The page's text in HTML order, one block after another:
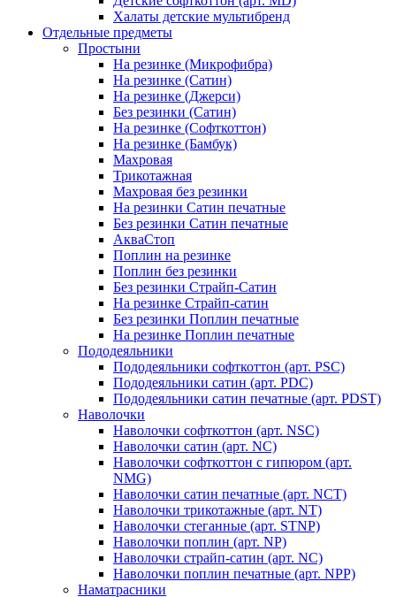
Халаты детские мультибренд
Отдельные предметы
Простыни
На резинке (Микрофибра)
На резинке (Сатин)
На резинке (Джерси)
Без резинки (Сатин)
На резинке (Софткоттон)
На резинке (Бамбук)
Махровая
Трикотажная
Махровая без резинки
На резинки Сатин печатные
Без резинки Сатин печатные
АкваСтоп
Поплин на резинке
Поплин без резинки
Без резинки Страйп-Сатин
На резинке Страйп-сатин
Без резинки Поплин печатные
На резинке Поплин печатные
Пододеяльники
Пододеяльники софткоттон (арт. PSC)
Пододеяльники сатин (арт. PDC)
Пододеяльники сатин печатные (арт. PDST)
Наволочки
Наволочки софткоттон (арт. NSC)
Наволочки сатин (арт. NC)
Наволочки софткоттон с гипюром (арт.
NMG)
Наволочки сатин печатные (арт. NCT)
Наволочки трикотажные (арт. NT)
Наволочки стеганные (арт. STNP)
Наволочки поплин (арт. NP)
Наволочки страйп-сатин (арт. NC)
Наволочки поплин печатные (арт. NPP)
Наматрасники